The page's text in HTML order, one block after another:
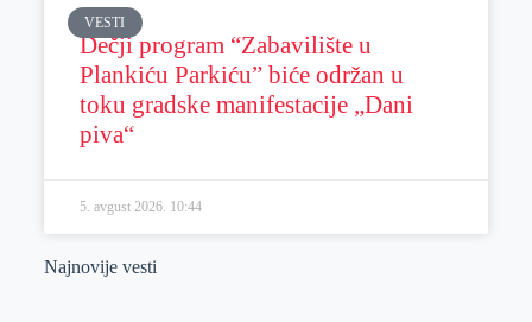
VESTI
Dečji program “Zabavilište u
Plankiću Parkiću” biće održan u
toku gradske manifestacije „Dani
piva“
5. avgust 2026. 10:44
Najnovije vesti